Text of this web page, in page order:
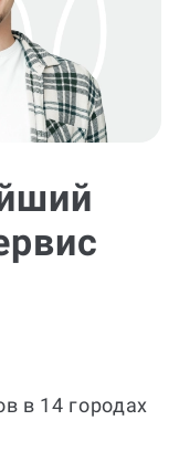
в 14 городах